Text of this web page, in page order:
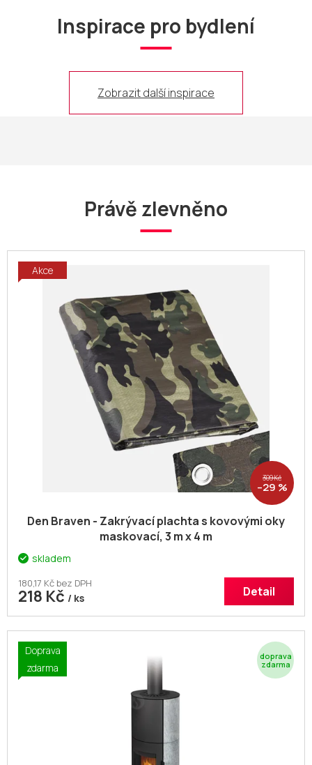
Právě zlevněno
Akce
309 Kč
–29 %
Den Braven - Zakrývací plachta s kovovými oky
maskovací, 3 m x 4 m
skladem
180,17 Kč bez DPH
218 Kč / ks Detail
Doprava
zdarma
Z
Inspirace pro bydlení
Zobrazit další inspirace